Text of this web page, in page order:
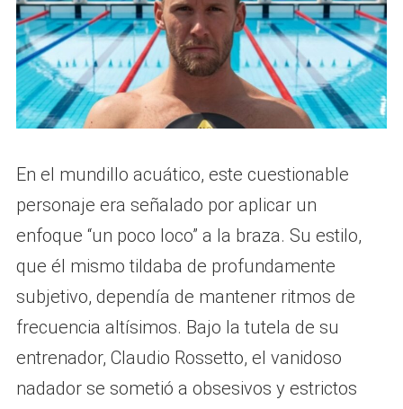
En el mundillo acuático, este cuestionable
personaje era señalado por aplicar un
enfoque “un poco loco” a la braza. Su estilo,
que él mismo tildaba de profundamente
subjetivo, dependía de mantener ritmos de
frecuencia altísimos. Bajo la tutela de su
entrenador, Claudio Rossetto, el vanidoso
nadador se sometió a obsesivos y estrictos